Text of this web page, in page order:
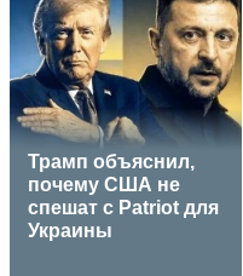
Трамп объяснил,
почему США не
спешат с Patriot для
Украины